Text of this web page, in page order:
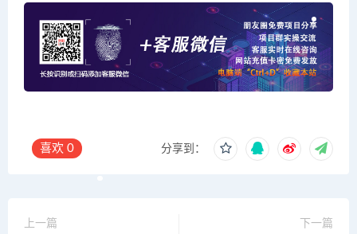
喜欢 0 分享到：
上一篇
下一篇